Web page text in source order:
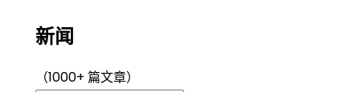
新闻
（1000+ 篇文章）